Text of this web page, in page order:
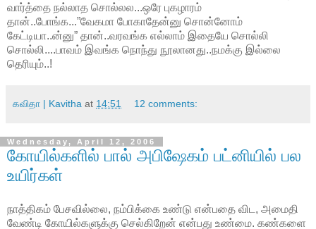
வார்த்தை நல்லாத சொல்லல...ஒரே புகழாரம்
தான்..போங்க...”வேகமா போகாதேன்னு சொன்னோம்
கேட்டியா..ன்னு” தான்..வரவங்க எல்லாம் இதையே சொல்லி
சொல்லி....பாவம் இவங்க நொந்து நூலானது..நமக்கு இல்லை
தெரியும்..!
கவிதா | Kavitha at 14:51 12 comments:
Wednesday, April 12, 2006
கோயில்களில் பால் அபிஷேகம் பட்னியில் பல
உயிர்கள்
நாத்திகம் பேசவில்லை, நம்பிக்கை உண்டு என்பதை விட, அமைதி
வேண்டி கோயில்களுக்கு செல்கிறேன் என்பது உண்மை. கண்களை